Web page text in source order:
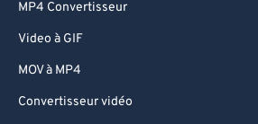
MP4 Convertisseur
Video à GIF
MOV à MP4
Convertisseur vidéo